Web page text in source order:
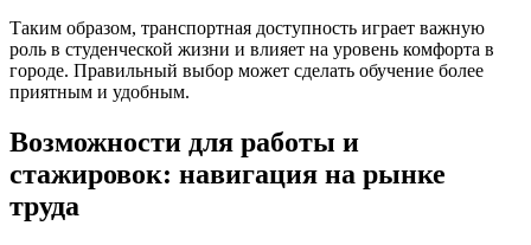
Таким образом, транспортная доступность играет важную
роль в студенческой жизни и влияет на уровень комфорта в
городе. Правильный выбор может сделать обучение более
приятным и удобным.
Возможности для работы и
стажировок: навигация на рынке
труда